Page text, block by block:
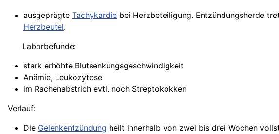
ausgeprägte Tachykardie bei Herzbeteiligung. Entzündungsherde
Herzbeutel.
Laborbefunde:
stark erhöhte Blutsenkungsgeschwindigkeit
Anämie, Leukozytose
im Rachenabstrich evtl. noch Streptokokken
Verlauf:
Die Gelenkentzündung heilt innerhalb von zwei bis drei Wochen